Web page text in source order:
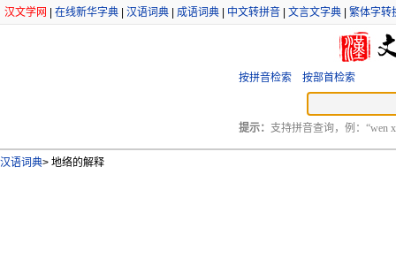
汉文学网 在线新华字典 汉语词典 成语词典 中文转拼音 文言文字典 繁体字转
按拼音检索 按部首检索
提示： 支持拼音查询，例：“wen
汉语词典> 地络的解释